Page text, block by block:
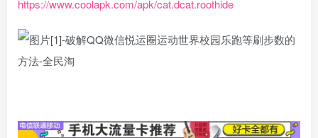
https://www.coolapk.com/apk/cat.dcat.roothide